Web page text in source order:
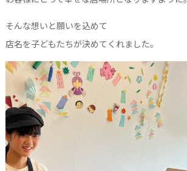
そんな想いと願いを込めて
店名を子どもたちが決めてくれました。